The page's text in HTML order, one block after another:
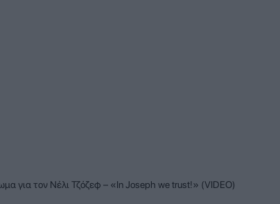
για τον Νέλι Τζόζεφ – «In Joseph we trust!» (VIDEO)